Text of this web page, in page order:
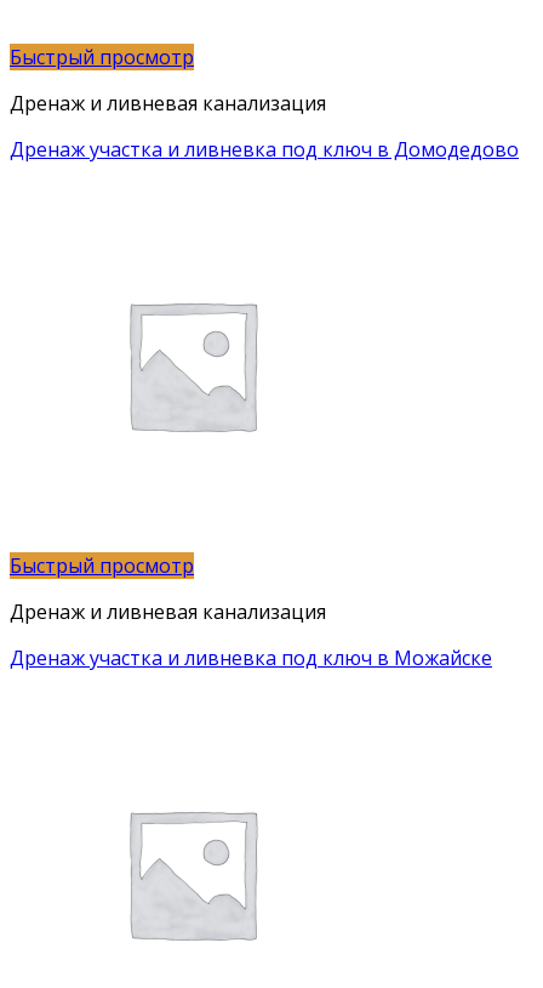
Быстрый просмотр
Дренаж и ливневая канализация
Дренаж участка и ливневка под ключ в Домодедово
Быстрый просмотр
Дренаж и ливневая канализация
Дренаж участка и ливневка под ключ в Можайске